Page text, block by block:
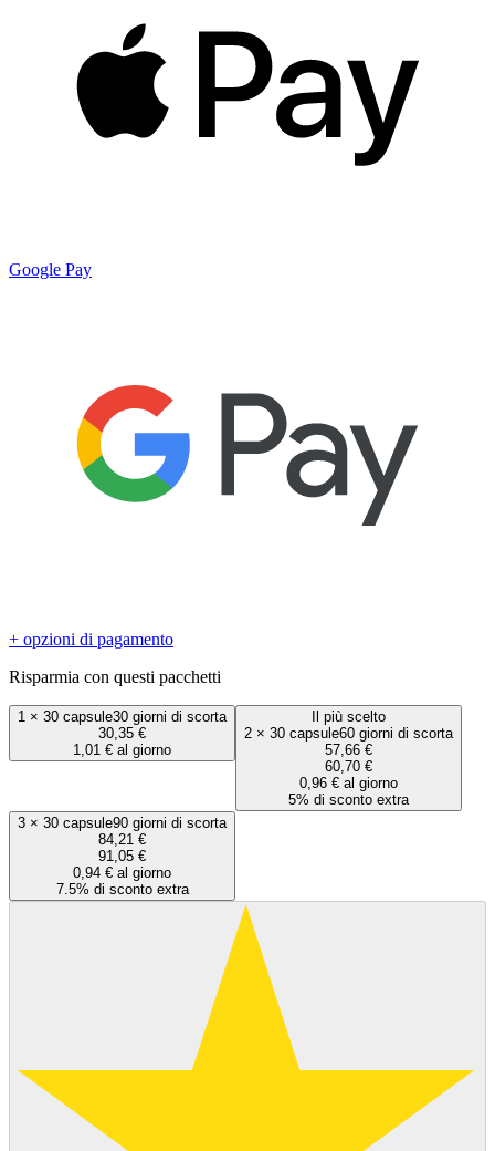
Google Pay
+ opzioni di pagamento
Risparmia con questi pacchetti
1 × 30 capsule30 giorni di scorta
30,35 €
1,01 € al giorno
Il più scelto
2 × 30 capsule60 giorni di scorta
57,66 €
60,70 €
0,96 € al giorno
5% di sconto extra
3 × 30 capsule90 giorni di scorta
84,21 €
91,05 €
0,94 € al giorno
7.5% di sconto extra